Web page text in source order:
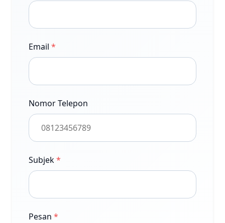
Email *
Nomor Telepon
Subjek*
Pesan *